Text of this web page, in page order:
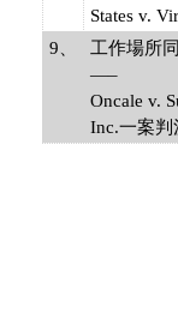
States v.
9、
工作場所
—–
Oncale v.
Inc.一案判